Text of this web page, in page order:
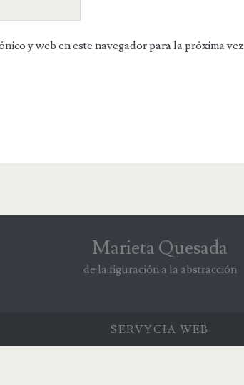
y web en este navegador para la próxima vez
Marieta Quesada
de la figuración a la abstracción
SERVYCIA WEB